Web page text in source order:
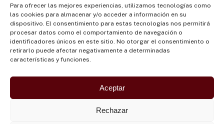
Para ofrecer las mejores experiencias, utilizamos tecnologías como
las cookies para almacenar y/o acceder a información en su
dispositivo. El consentimiento para estas tecnologías nos permitirá
procesar datos como el comportamiento de navegación o
identificadores únicos en este sitio. No otorgar el consentimiento o
retirarlo puede afectar negativamente a determinadas
características y funciones.
Aceptar
Rechazar
Economía Sostenible
Bosques y Biodiversidad
Institucionalidad
Participación
Pueblos Indígenas